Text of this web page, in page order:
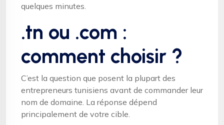
quelques minutes.
.tn ou .com :
comment choisir ?
C’est la question que posent la plupart des
entrepreneurs tunisiens avant de commander leur
nom de domaine. La réponse dépend
principalement de votre cible.